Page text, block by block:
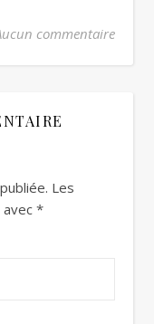
commentaire
Les
*